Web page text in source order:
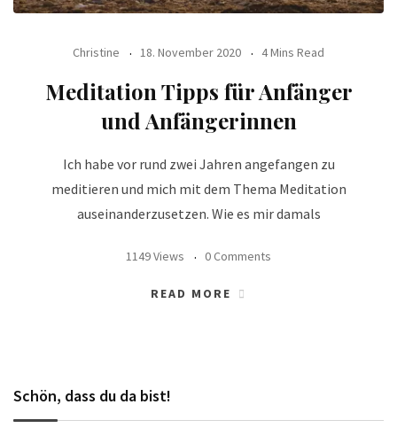
Christine 18. November 2020 4 Mins Read
Meditation Tipps für Anfänger
und Anfängerinnen
Ich habe vor rund zwei Jahren angefangen zu
meditieren und mich mit dem Thema Meditation
auseinanderzusetzen. Wie es mir damals
1149 Views 0 Comments
READ MORE
Schön, dass du da bist!